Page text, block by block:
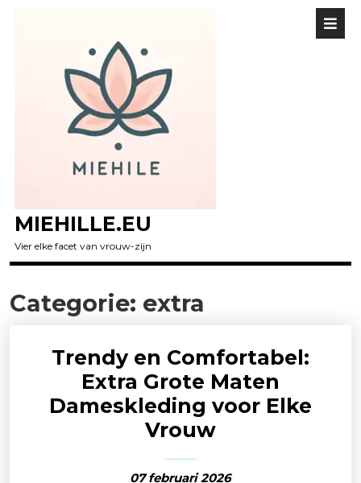
MIEHILLE.EU
Vier elke facet van vrouw-zijn
Categorie: extra
Trendy en Comfortabel:
Extra Grote Maten
Dameskleding voor Elke
Vrouw
07 februari 2026